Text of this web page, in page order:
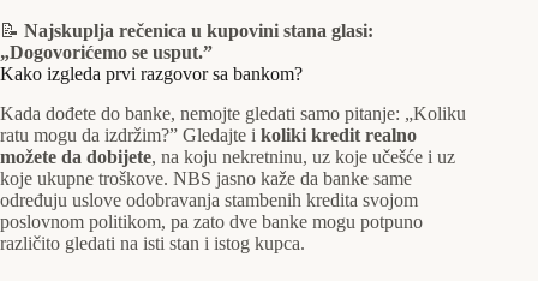
📝 Najskuplja rečenica u kupovini stana glasi:
„Dogovorićemo se usput.”
Kako izgleda prvi razgovor sa bankom?
Kada dođete do banke, nemojte gledati samo pitanje: „Koliku
ratu mogu da izdržim?” Gledajte i koliki kredit realno
možete da dobijete, na koju nekretninu, uz koje učešće i uz
koje ukupne troškove. NBS jasno kaže da banke same
određuju uslove odobravanja stambenih kredita svojom
poslovnom politikom, pa zato dve banke mogu potpuno
različito gledati na isti stan i istog kupca.